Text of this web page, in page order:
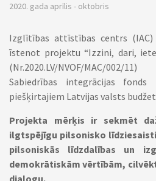
2020. gada aprīlis - oktobris
Izglītības attīstības centrs
īstenot projektu “Izzini, dari,
(Nr.2020.LV/NVOF/MAC/
Sabiedrības integrācijas
piešķirtajiem Latvijas valsts
Projekta mērķis ir sekmēt
ilgtspējīgu pilsonisko
pilsoniskās līdzdalības un
demokrātiskām vērtībām,
dialogu.